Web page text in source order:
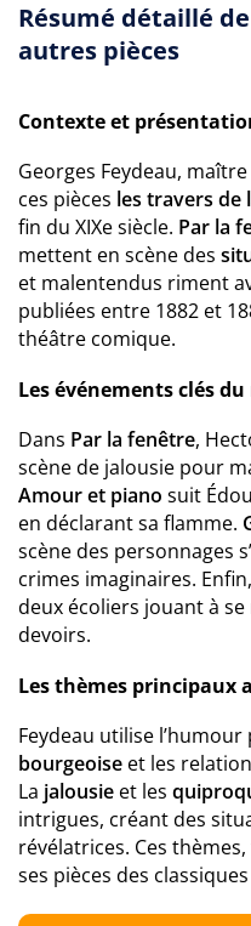
Résumé détaillé
autres pièces
Contexte et
Georges Feydeau,
ces pièces les travers de
fin du XIXe siècle. Par la
mettent en scène des
et malentendus riment
publiées entre 1882 et
théâtre comique.
Les événements clés
Dans Par la fenêtre,
scène de jalousie pour
Amour et piano suit
en déclarant sa flamme.
scène des personnages
crimes imaginaires. Enfin,
deux écoliers jouant à
devoirs.
Les thèmes principaux
Feydeau utilise
bourgeoise et les
La jalousie et les
intrigues, créant des
révélatrices. Ces
ses pièces des